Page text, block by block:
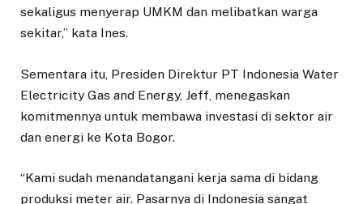
sekaligus menyerap UMKM dan melibatkan warga
sekitar,” kata Ines.
Sementara itu, Presiden Direktur PT Indonesia Water
Electricity Gas and Energy, Jeff, menegaskan
komitmennya untuk membawa investasi di sektor air
dan energi ke Kota Bogor.
“Kami sudah menandatangani kerja sama di bidang
produksi meter air. Pasarnya di Indonesia sangat